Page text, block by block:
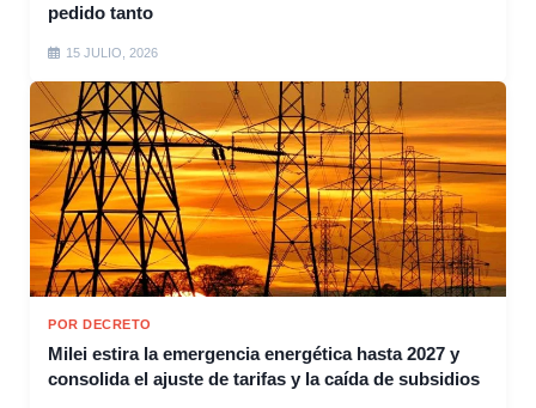
pedido tanto
15 JULIO, 2026
POR DECRETO
Milei estira la emergencia energética hasta 2027 y
consolida el ajuste de tarifas y la caída de subsidios